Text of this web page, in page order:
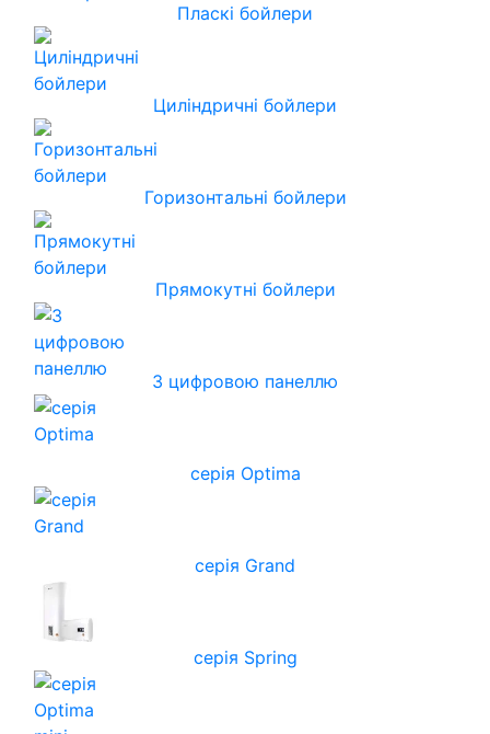
Пласкі бойлери
Циліндричні бойлери
Горизонтальні бойлери
Прямокутні бойлери
З цифровою панеллю
серія Optima
серія Grand
серія Spring